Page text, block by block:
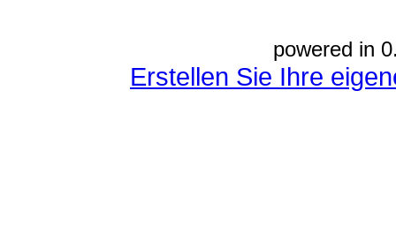
powered in
Erstellen Sie Ihre